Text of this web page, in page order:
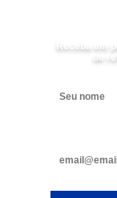
Receba em
de